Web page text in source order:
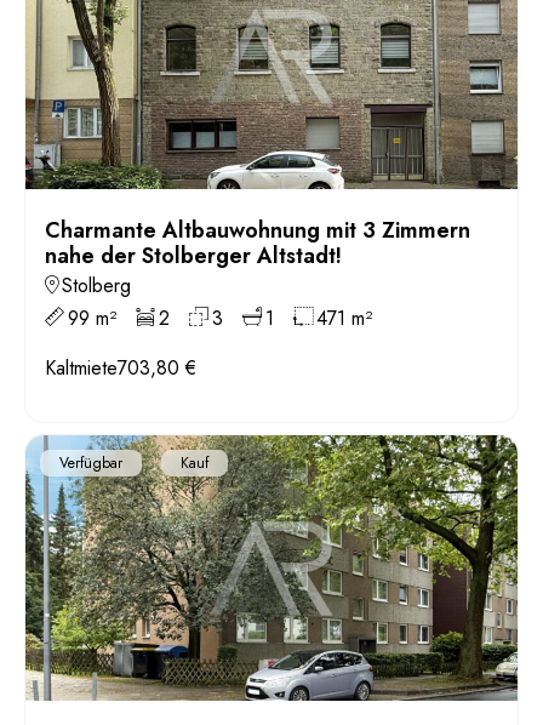
Charmante Altbauwohnung mit 3 Zimmern
nahe der Stolberger Altstadt!
Stolberg
99 m²
2 3 1
471 m²
Kaltmiete703,80 €
Verfügbar Kauf